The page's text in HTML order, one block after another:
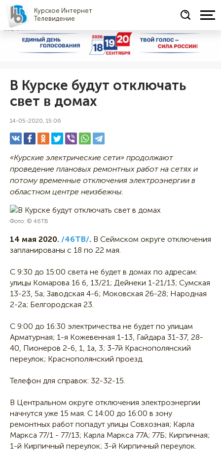
Курское Интернет
Телевидение
СОЦРЕКЛАМА
В Курске будут отключать
свет в домах
14-05-2020, 15:06
«Курские электрические сети» продолжают
проведение плановых ремонтных работ на сетях и
потому временные отключения электроэнергии в
областном центре неизбежны.
Фото: © 46ТВ
14 мая 2020. /46ТВ/. В Сеймском округе отключения
запланированы с 18 по 22 мая.
С 9:30 до 15:00 света не будет в домах по адресам:
улицы Комарова 16 б, 13/21; Дейнеки 1-21/13; Сумская
13-23, 5а; Заводская 4-6; Моковская 26-28; Народная
2-2а; Белгородская 23.
С 9:00 до 16:30 электричества не будет по улицам
Арматурная; 1-я Кожевенная 1-13, Гайдара 31-37, 28-
40, Пионеров 2-6, 1, 1а, 3; 3-7й Краснополянский
переулок; Краснополянский проезд.
Телефон для справок: 32-32-15.
В Центральном округе отключения электроэнергии
начнутся уже 15 мая. С 14:00 до 16:00 в зону
ремонтных работ попадут улицы Совхозная; Карла
Маркса 77/1 - 77/13; Карла Маркса 77А; 77Б; Кирпичная;
1-й Кирпичный переулок; 3-й Кирпичный переулок.